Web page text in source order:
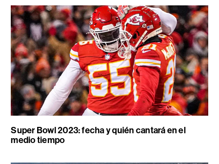
Super Bowl 2023: fecha y quién cantará en el
medio tiempo